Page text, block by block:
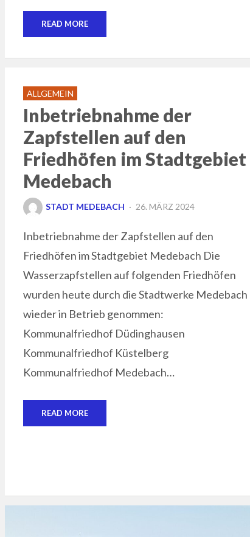
READ MORE
ALLGEMEIN
Inbetriebnahme der
Zapfstellen auf den
Friedhöfen im Stadtgebiet
Medebach
STADT MEDEBACH
POSTED
26. MÄRZ 2024
Inbetriebnahme der Zapfstellen auf den
Friedhöfen im Stadtgebiet Medebach Die
Wasserzapfstellen auf folgenden Friedhöfen
wurden heute durch die Stadtwerke Medebach
wieder in Betrieb genommen:
Kommunalfriedhof Düdinghausen
Kommunalfriedhof Küstelberg
Kommunalfriedhof Medebach…
READ MORE